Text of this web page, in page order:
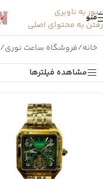
عبور به ناوبری
رفتن به محتوای اصلی
منو
خانه/فروشگاه ساعت نوری/
مشاهده فیلترها